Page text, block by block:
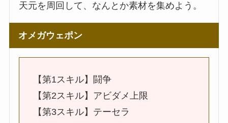
天元を周回して、なんとか素材を集めよう。
オメガウェポン
【第1スキル】闘争
【第2スキル】アビダメ上限
【第3スキル】テーセラ